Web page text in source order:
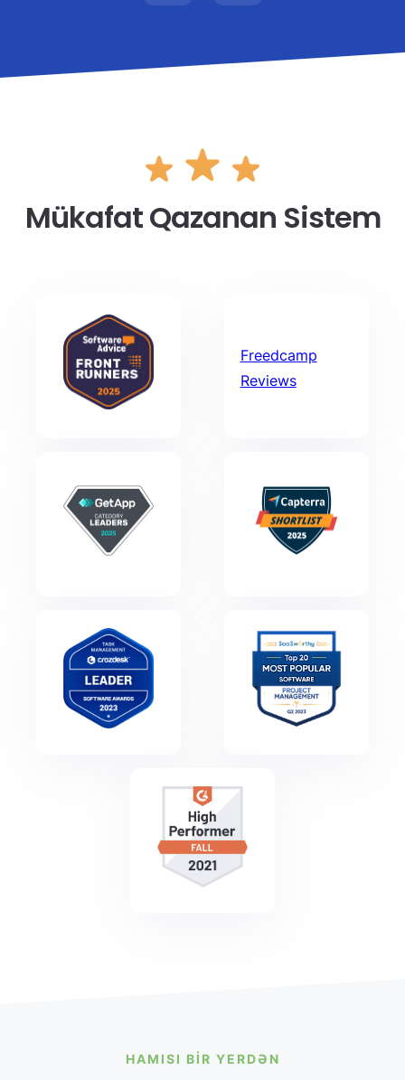
Mükafat Qazanan Sistem
Freedcamp
Reviews
HAMISI BIR YERDƏN